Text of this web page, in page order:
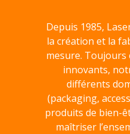
Depuis 1985,
la création et la
mesure. Toujours
innovants,
différents
(packaging,
produits de bien-
maîtriser